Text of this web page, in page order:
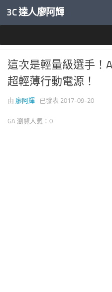
內文下方
3C 達人廖阿輝
這次是輕量級選手！
超輕薄行動電源！
由 廖阿輝 · 已發表 2017-09-20
GA 瀏覽人氣：0